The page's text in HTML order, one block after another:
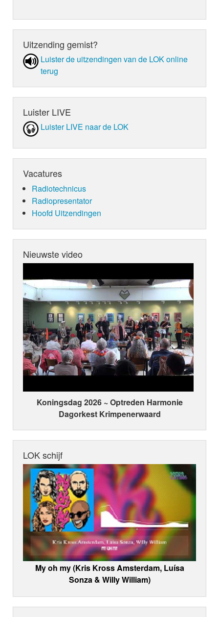
Uitzending gemist?
Luister de uit­zen­din­gen van de LOK online
terug
Luister LIVE
Luister LIVE naar de LOK
Vacatures
Radiotechnicus
Radiopresentator
Hoofd Uitzendingen
Nieuwste video
Koningsdag 2026 ~ Optreden Harmonie
Dagorkest Krimpenerwaard
LOK schijf
My oh my (Kris Kross Amsterdam, Luísa
Sonza & Willy William)